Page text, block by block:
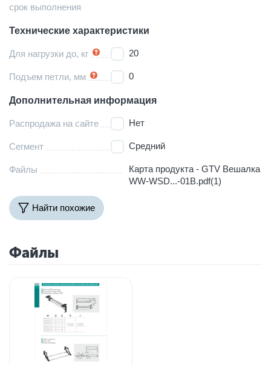
срок выполнения
Технические характеристики
Для нагрузки до, кг 20
Подъем петли, мм 0
Дополнительная информация
Распродажа на сайте Нет
Сегмент Средний
Файлы
Карта продукта - GTV Вешалка
WW-WSD...-01B.pdf(1)
Найти похожие
Файлы